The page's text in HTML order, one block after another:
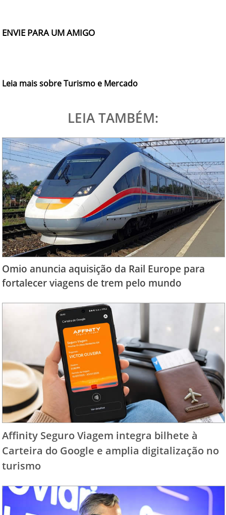
ENVIE PARA UM AMIGO
Leia mais sobre Turismo e Mercado
LEIA TAMBÉM:
Omio anuncia aquisição da Rail Europe para
fortalecer viagens de trem pelo mundo
Affinity Seguro Viagem integra bilhete à
Carteira do Google e amplia digitalização no
turismo